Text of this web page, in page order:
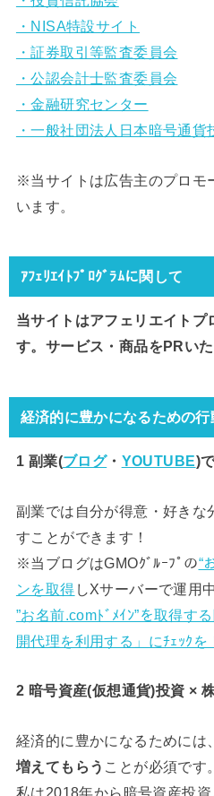
・NISA特設サイト
・証券取引等監査委員会
・公認会計士監査委員会
・金融研究センター
・一般社団法人日本暗号通貨
※当サイトは広告主のプロモ
います。
ｱﾌｪﾘｴｲﾄﾌﾟﾛｸﾞﾗﾑに関して
当サイトはアフェリエイトプ
す。サービス・商品をPRいた
経済的に豊かになるための行
1 副業(ブログ・ YOUTUBE)
副業では自分が得意・好きな
すことができます！
※当ブログはGMOｸﾞﾙｰﾌﾟの“
ンを取得 しXサーバーで運用中
”お名前.comﾄﾞﾒｲﾝ”を取得す
開代理を利用する」にﾁｪｯｸを
2 暗号資産(仮想通貨)投資 ×
経済的に豊かになるためには、
増えてもらう ことが必須です。
私は2018年から暗号資産投